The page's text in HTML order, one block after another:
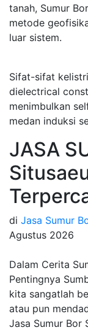
tanah, Sumur
metode
luar sistem.
Sifat-sifat
dielectrical
menimbulkan
medan induksi
JASA
di Jasa Sumur
Agustus 2026
Dalam Cerita
Pentingnya
kita sangatlah
atau pun
Jasa Sumur Bor